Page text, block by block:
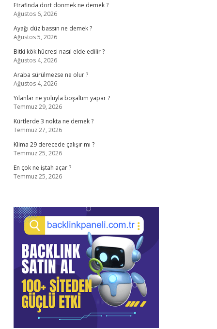
Etrafinda dort donmek ne demek ?
Ağustos 6, 2026
Ayağı düz bassın ne demek ?
Ağustos 5, 2026
Bitki kök hücresi nasıl elde edilir ?
Ağustos 4, 2026
Araba sürülmezse ne olur ?
Ağustos 4, 2026
Yılanlar ne yoluyla boşaltım yapar ?
Temmuz 29, 2026
Kürtlerde 3 nokta ne demek ?
Temmuz 27, 2026
Klima 29 derecede çalışır mı ?
Temmuz 25, 2026
En çok ne iştah açar ?
Temmuz 25, 2026